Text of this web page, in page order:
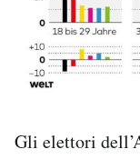
Gli elettori